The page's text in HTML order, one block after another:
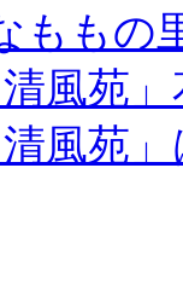
ももの
風苑
風苑